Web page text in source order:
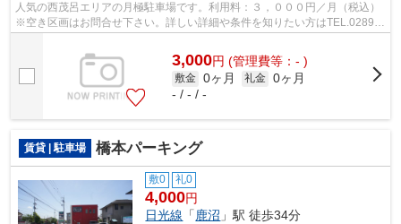
人気の西茂呂エリアの月極駐車場です。利用料：３，０００円／月（税込）
※空き区画はお問合せ下さい。詳しい詳細や条件を知りたい方はTEL.0289-
3,000円 (管理費等：- )
敷金 0ヶ月 礼金 0ヶ月
- / - / -
賃貸 | 駐車場 橋本パーキング
敷0 礼0
4,000円
日光線 「 鹿沼 」駅 徒歩34分